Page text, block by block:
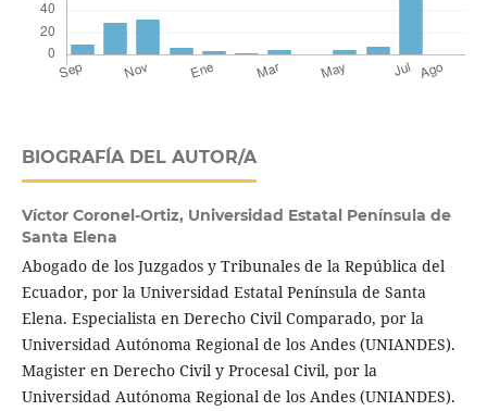
BIOGRAFÍA DEL AUTOR/A
Víctor Coronel-Ortiz, Universidad Estatal Península de
Santa Elena
Abogado de los Juzgados y Tribunales de la República del
Ecuador, por la Universidad Estatal Península de Santa
Elena. Especialista en Derecho Civil Comparado, por la
Universidad Autónoma Regional de los Andes (UNIANDES).
Magister en Derecho Civil y Procesal Civil, por la
Universidad Autónoma Regional de los Andes (UNIANDES).